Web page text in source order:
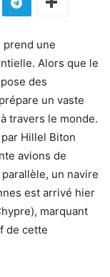
prend une
Alors que le
des
un vaste
travers le monde.
Hillel Biton
avions de
un navire
est arrivé hier
marquant
de cette